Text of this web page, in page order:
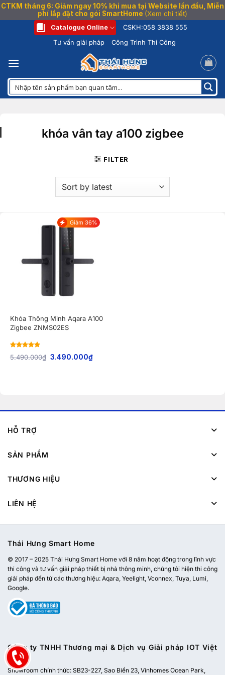
CTKM tháng 6: Giảm ngay 10% khi mua tại Website lần đầu, Miễn
phí lắp đặt cho gói SmartHome (Xem chi tiết)
dung
Catalogue Online CSKH:058 3838 555
Tư vấn giải pháp
Công Trình Thi Công
khóa vân tay a100 zigbee
FILTER
Giảm 36%
Khóa Thông Minh Aqara A100
Zigbee ZNMS02ES
Rated5
out
of 5
5.490.000₫ 3.490.000₫
HỖ TRỢ
SẢN PHẨM
THƯƠNG HIỆU
LIÊN HỆ
Thái Hưng Smart Home
© 2017 – 2025 Thái Hưng Smart Home với 8 năm hoạt động trong lĩnh vực
thi công và tư vấn giải pháp thiết bị nhà thông minh, chúng tôi hiện thi công
giải pháp đến từ các thương hiệu: Aqara, Yeelight, Vconnex, Tuya, Lumi,
Google.
Công ty TNHH Thương mại & Dịch vụ Giải pháp IOT Việt
Nam
Showroom chính thức: SB23-227, Sao Biển 23, Vinhomes Ocean Park,